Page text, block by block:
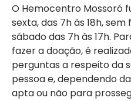
O Hemocentro Mossoró
sexta, das 7h às 18h,
sábado das 7h às 17h.
fazer a doação, é
perguntas a respeito da
pessoa e, dependendo
apta ou não para